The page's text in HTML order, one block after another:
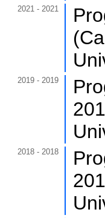
2021 - 2021
2019 - 2019
2018 - 2018